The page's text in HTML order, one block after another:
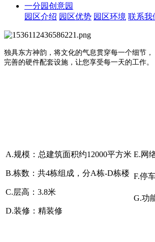
一分园创意园
园区介绍 园区优势 园区环境 联系我
独具东方神韵，将文化的气息贯穿每一个细节，
完善的硬件配套设施，让您享受每一天的工作。
A.规模：总建筑面积约12000平方米
B.栋数：共4栋组成，分A栋-D栋楼
C.层高：3.8米
D.装修：精装修
E.网
F.停
G.功